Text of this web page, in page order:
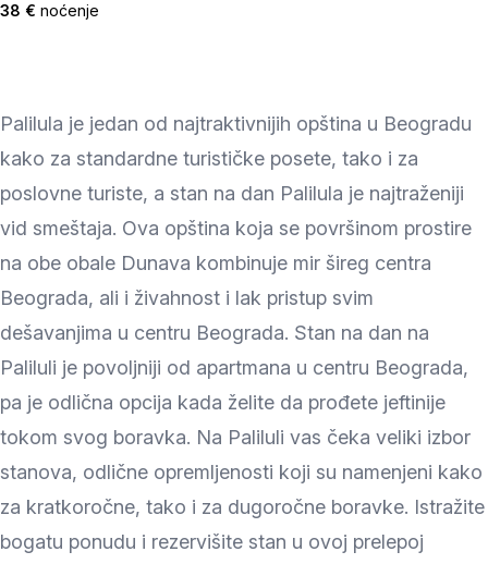
38 € noćenje
Palilula je jedan od najtraktivnijih opština u Beogradu
kako za standardne turističke posete, tako i za
poslovne turiste, a stan na dan Palilula je najtraženiji
vid smeštaja. Ova opština koja se površinom prostire
na obe obale Dunava kombinuje mir šireg centra
Beograda, ali i živahnost i lak pristup svim
dešavanjima u centru Beograda. Stan na dan na
Paliluli je povoljniji od apartmana u centru Beograda,
pa je odlična opcija kada želite da prođete jeftinije
tokom svog boravka. Na Paliluli vas čeka veliki izbor
stanova, odlične opremljenosti koji su namenjeni kako
za kratkoročne, tako i za dugoročne boravke. Istražite
bogatu ponudu i rezervišite stan u ovoj prelepoj